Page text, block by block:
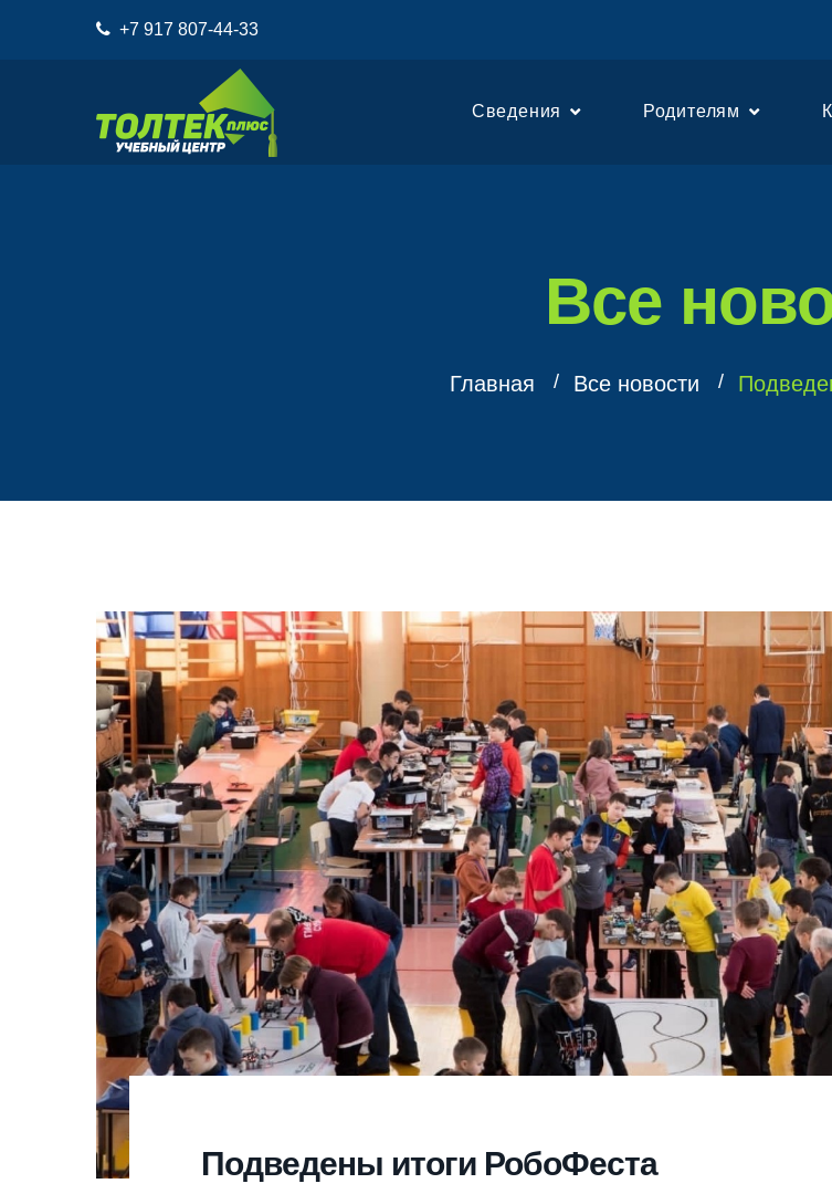
+7 917 807-44-33
Сведения Родителям
Все
Главная Все новости
Подведены итоги РобоФеста